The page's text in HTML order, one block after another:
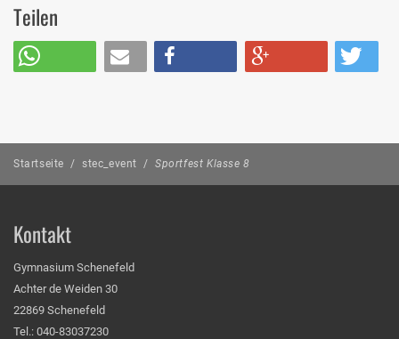
Teilen
Startseite / stec_event / Sportfest Klasse 8
Kontakt
Gymnasium Schenefeld
Achter de Weiden 30
22869 Schenefeld
Tel.: 040-83037230